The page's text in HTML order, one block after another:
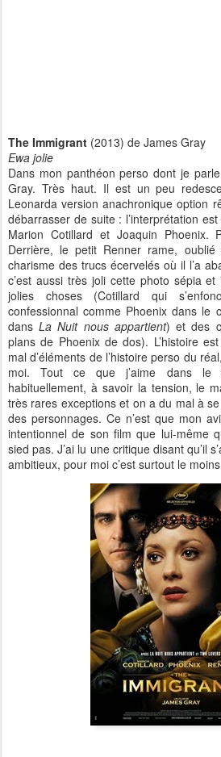
The Immigrant (2013) de James Gray
Ewa jolie
Dans mon panthéon perso dont je
Gray. Très haut. Il est un peu
Leonarda version anachronique option
débarrasser de suite : l’interprétation
Marion Cotillard et Joaquin Phoenix.
Derrière, le petit Renner rame,
charisme des trucs écervelés où il l’a
c’est aussi très joli cette photo sépia
jolies choses (Cotillard qui
confessionnal comme Phoenix dans le
dansLa Nuit nous appartient) et des
plans de Phoenix de dos). L’histoire
mal d’éléments de l’histoire perso du
moi. Tout ce que j’aime dans le
habituellement, à savoir la tension, le
très rares exceptions et on a du mal à
des personnages. Ce n’est que mon
intentionnel de son film que lui-même
sied pas. J’ai lu une critique disant qu’il
ambitieux, pour moi c’est surtout le